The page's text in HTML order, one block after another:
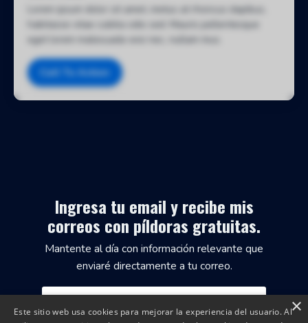
Lorem ipsum dolor sit amet, metus at rhoncus dapibus,
habitasse vitae cubilia odio sed. Mauris pellentesque
eget lorem malesuada wisi nec, nullam mus.
Call To Action
Ingresa tu email y recibe mis
correos con píldoras gratuitas.
Mantente al día con información relevante que
enviaré directamente a tu correo.
×
Este sitio web usa cookies para mejorar la experiencia del usuario. Al